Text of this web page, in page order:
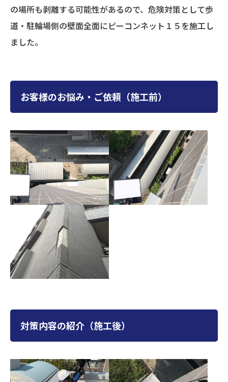
の場所も剥離する可能性があるので、危険対策として歩
道・駐輪場側の壁面全面にピーコンネット１５を施工し
ました。
お客様のお悩み・ご依頼（施工前）
対策内容の紹介（施工後）